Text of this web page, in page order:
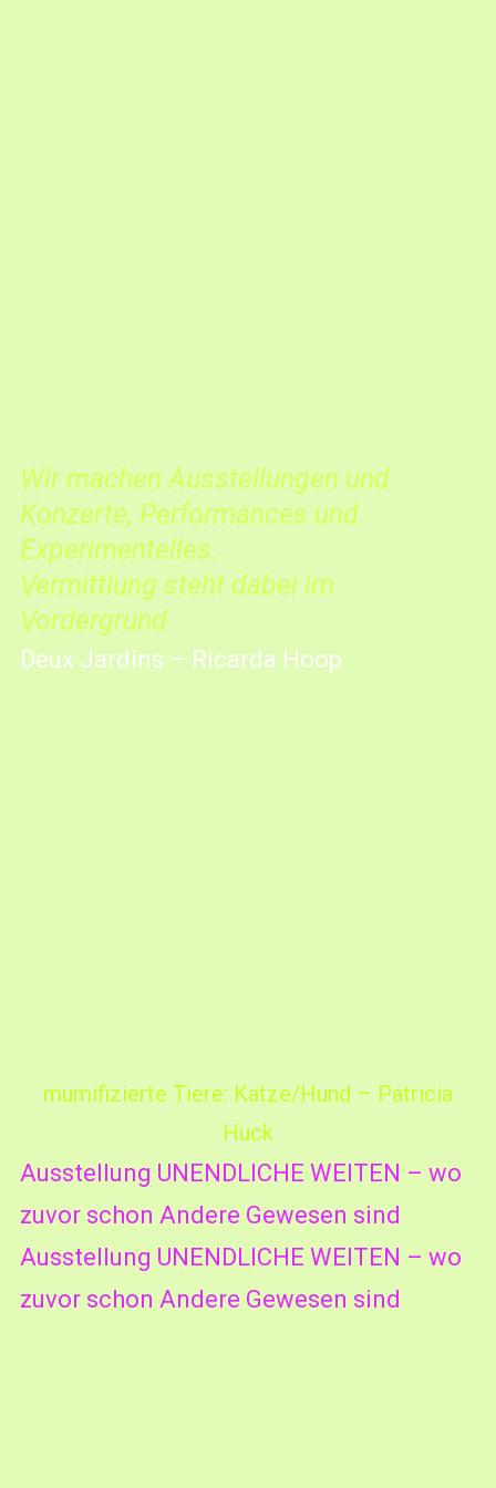
Wir machen Ausstellungen und
Konzerte, Performances und
Experimentelles.
Vermittlung steht dabei im
Vordergrund
Deux Jardins – Ricarda Hoop
mumifizierte Tiere: Katze/Hund – Patricia
Huck
Ausstellung UNENDLICHE WEITEN – wo
zuvor schon Andere Gewesen sind
Ausstellung UNENDLICHE WEITEN – wo
zuvor schon Andere Gewesen sind